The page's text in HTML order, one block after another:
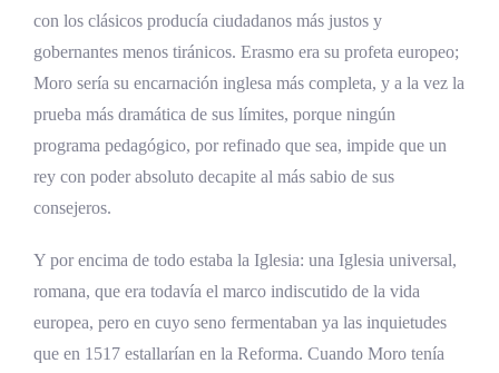
con los clásicos producía ciudadanos más justos y
gobernantes menos tiránicos. Erasmo era su profeta europeo;
Moro sería su encarnación inglesa más completa, y a la vez la
prueba más dramática de sus límites, porque ningún
programa pedagógico, por refinado que sea, impide que un
rey con poder absoluto decapite al más sabio de sus
consejeros.
Y por encima de todo estaba la Iglesia: una Iglesia universal,
romana, que era todavía el marco indiscutido de la vida
europea, pero en cuyo seno fermentaban ya las inquietudes
que en 1517 estallarían en la Reforma. Cuando Moro tenía